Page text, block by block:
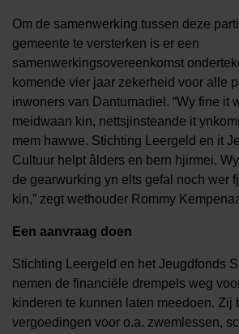
Om de samenwerking tussen deze
gemeente te versterken is er een
samenwerkingsovereenkomst
komende vier jaar zekerheid voor alle
inwoners van Dantumadiel. “Wy fine it
meidwaan kin, nettsjinsteande it
mem hawwe. Stichting Leergeld en it
Cultuur helpt âlders en bern hjirmei.
de gearwurking yn elts gefal noch wer
kin,” zegt wethouder Rommy
Een aanvraag doen
Stichting Leergeld en het Jeugdfonds
nemen de financiële drempels weg
kinderen te kunnen laten meedoen. Zij
vergoedingen voor o.a. zwemlessen,